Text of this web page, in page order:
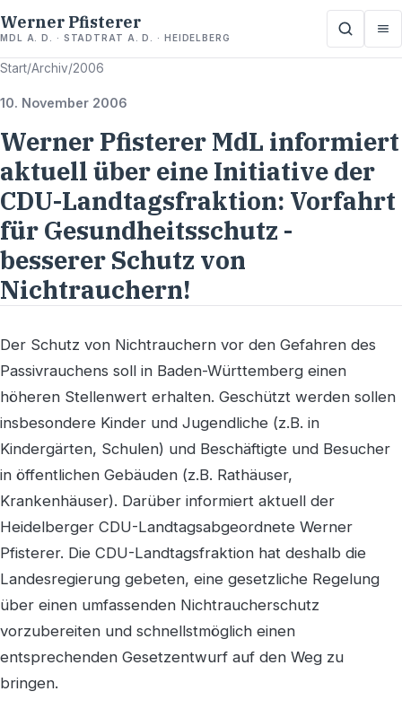
Werner Pfisterer
MDL A. D. · STADTRAT A. D. · HEIDELBERG
Start/Archiv/2006
10. November 2006
Werner Pfisterer MdL informiert
aktuell über eine Initiative der
CDU-Landtagsfraktion: Vorfahrt
für Gesundheitsschutz -
besserer Schutz von
Nichtrauchern!
Der Schutz von Nichtrauchern vor den Gefahren des
Passivrauchens soll in Baden-Württemberg einen
höheren Stellenwert erhalten. Geschützt werden sollen
insbesondere Kinder und Jugendliche (z.B. in
Kindergärten, Schulen) und Beschäftigte und Besucher
in öffentlichen Gebäuden (z.B. Rathäuser,
Krankenhäuser). Darüber informiert aktuell der
Heidelberger CDU-Landtagsabgeordnete Werner
Pfisterer. Die CDU-Landtagsfraktion hat deshalb die
Landesregierung gebeten, eine gesetzliche Regelung
über einen umfassenden Nichtraucherschutz
vorzubereiten und schnellstmöglich einen
entsprechenden Gesetzentwurf auf den Weg zu
bringen.